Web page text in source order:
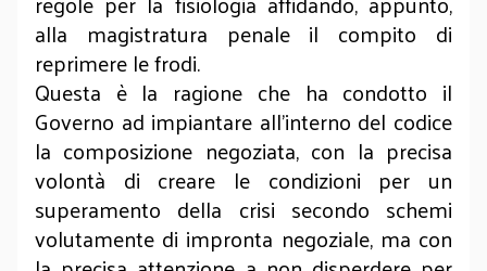
alla magistratura penale il compito di
reprimere le frodi.
Questa è la ragione che ha condotto il
Governo ad impiantare all’interno del codice
la composizione negoziata, con la precisa
volontà di creare le condizioni per un
superamento della crisi secondo schemi
volutamente di impronta negoziale, ma con